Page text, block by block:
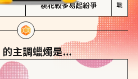
桃花較多易起紛爭
戰
的主調蠟燭是...